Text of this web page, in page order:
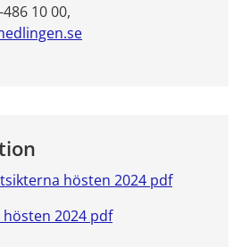
10 00,
hösten 2024 pdf
2024 pdf